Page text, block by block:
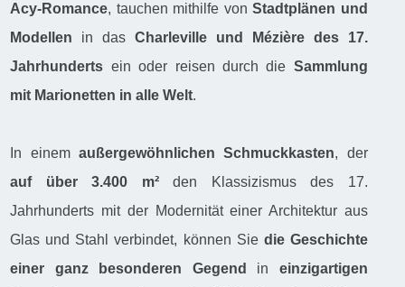
Acy-Romance, tauchen mithilfe vonStadtplänen und
Modellen in dasCharleville und Mézière des 17.
Jahrhunderts ein oder reisen durch die Sammlung
mit Marionetten in alle Welt.
In einem außergewöhnlichen Schmuckkasten, der
auf über 3.400 m²den Klassizismus des 17.
Jahrhunderts mit der Modernität einer Architektur aus
Glas und Stahl verbindet, können Sie die Geschichte
einer ganz besonderen Gegend
in einzigartigen